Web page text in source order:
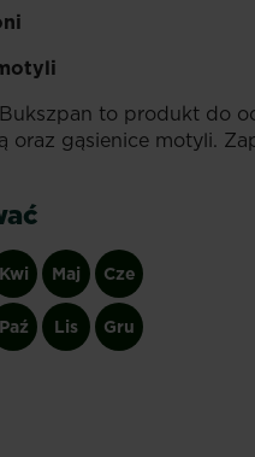
to produkt do
oraz gąsienice motyli.
Kwi Maj Cze
Paź Lis Gru